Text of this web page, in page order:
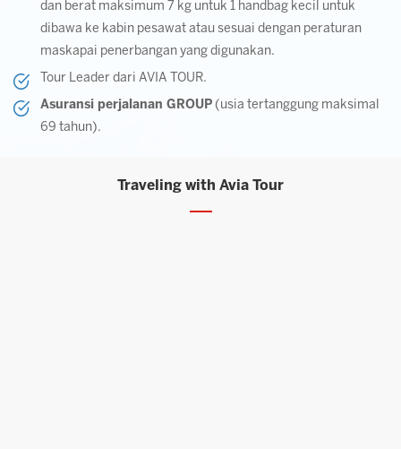
dan berat maksimum 7 kg untuk 1 handbag kecil untuk
dibawa ke kabin pesawat atau sesuai dengan peraturan
maskapai penerbangan yang digunakan.
Tour Leader dari AVIA TOUR.
Asuransi perjalanan GROUP (usia tertanggung maksimal
69 tahun).
Traveling with Avia Tour